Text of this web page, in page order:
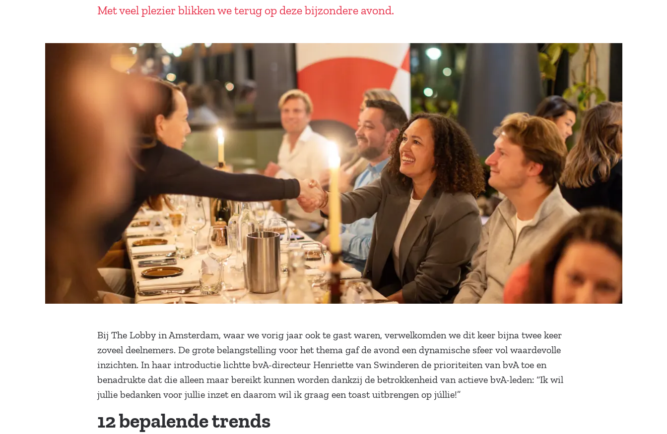
Met veel plezier blikken we terug op deze bijzondere avond.
Bij The Lobby in Amsterdam, waar we vorig jaar ook te gast waren, verwelkomden we dit keer bijna twee keer
zoveel deelnemers. De grote belangstelling voor het thema gaf de avond een dynamische sfeer vol waardevolle
inzichten. In haar introductie lichtte bvA-directeur Henriette van Swinderen de prioriteiten van bvA toe en
benadrukte dat die alleen maar bereikt kunnen worden dankzij de betrokkenheid van actieve bvA-leden: “Ik wil
jullie bedanken voor jullie inzet en daarom wil ik graag een toast uitbrengen op júllie!”
12 bepalende trends